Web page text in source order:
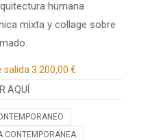
humana
mixta y collage sobre
salida 3.200,00 €
AQUÍ
CONTEMPORANEA